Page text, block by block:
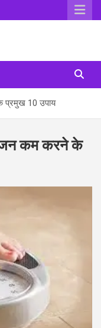
प्रमुख 10 उपाय
कम करने के